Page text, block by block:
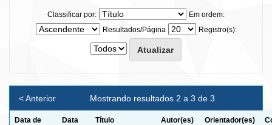
Classificar por:
Em ordem:
Resultados/Página
Registro(s):
Mostrando resultados 2 a 3 de 3
< Anterior
Data de
Data
Título Autor(es) Orientador(es)